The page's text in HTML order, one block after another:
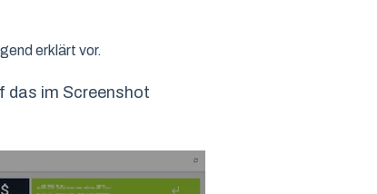
erklärt vor.
das im Screenshot